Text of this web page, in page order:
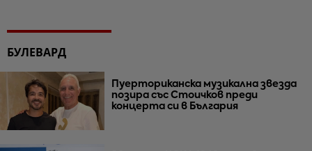
БУЛЕВАРД
Пуерториканска музикална звезда
позира със Стоичков преди
концерта си в България